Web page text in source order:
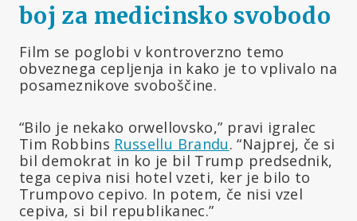
boj za medicinsko svobodo
Film se poglobi v kontroverzno temo
obveznega cepljenja in kako je to vplivalo na
posameznikove svoboščine.
“Bilo je nekako orwellovsko,” pravi igralec
Tim Robbins Russellu Brandu. “Najprej, če si
bil demokrat in ko je bil Trump predsednik,
tega cepiva nisi hotel vzeti, ker je bilo to
Trumpovo cepivo. In potem, če nisi vzel
cepiva, si bil republikanec.”